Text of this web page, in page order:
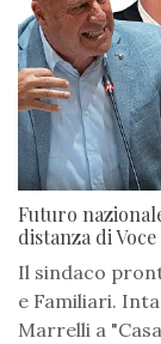
Futuro
distanza di Voce
Il sindaco
e Familiari.
Marrelli a